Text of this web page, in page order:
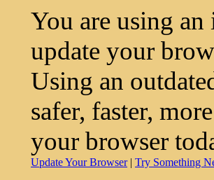
You are using
update your
Using an
safer, faster,
your browser
Update Your Browser| Try Something